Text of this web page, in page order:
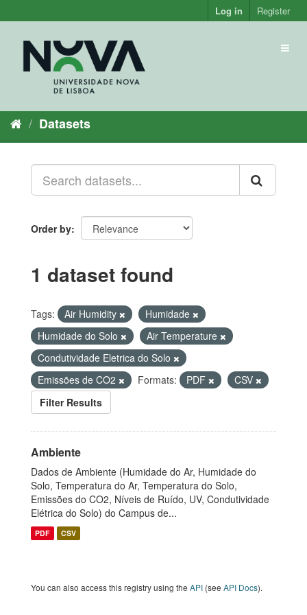
to
Log in Register
Datasets
Order by
1 dataset found
Tags: Air Humidity
Humidade
Humidade do Solo
Air Temperature
Condutividade Eletrica do Solo
Emissões de CO2
Formats: PDF
CSV
Filter Results
Ambiente
Dados de Ambiente (Humidade do Ar, Humidade do
Solo, Temperatura do Ar, Temperatura do Solo,
Emissões do CO2, Níveis de Ruído, UV, Condutividade
Elétrica do Solo) do Campus de...
PDF CSV
You can also access this registry using the API (see API Docs).